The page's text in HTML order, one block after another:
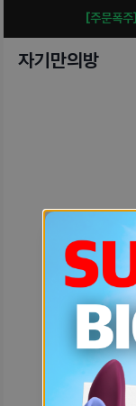
[주문폭주]
자기만의방